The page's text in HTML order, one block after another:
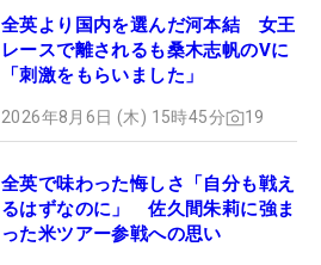
全英より国内を選んだ河本結 女王
レースで離されるも桑木志帆のVに
「刺激をもらいました」
2026年8月6日 (木) 15時45分 19
全英で味わった悔しさ「自分も戦え
るはずなのに」 佐久間朱莉に強ま
った米ツアー参戦への思い